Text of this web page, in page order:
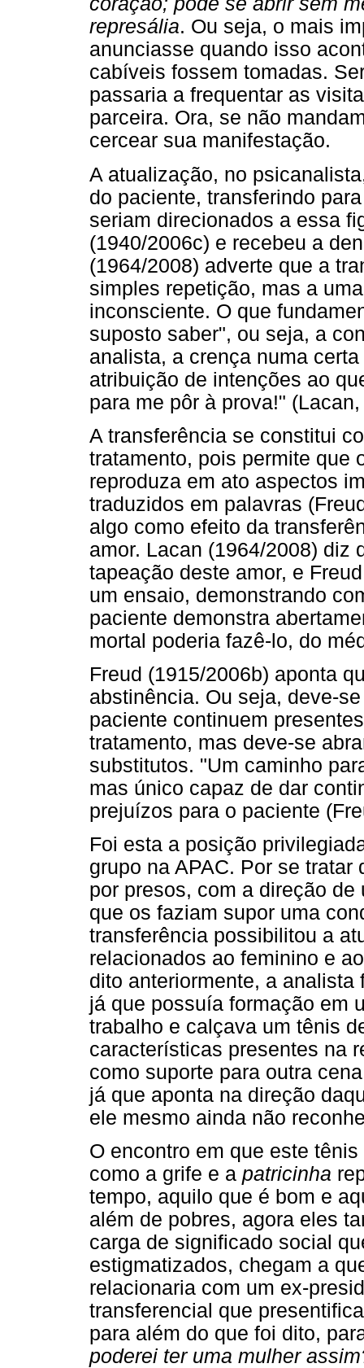
represália. Ou seja, o mais
anunciasse quando isso
cabíveis fossem tomadas.
passaria a frequentar as
parceira. Ora, se não
cercear sua manifestação.
A atualização, no
do paciente, transferindo
seriam direcionados a essa
(1940/2006c) e recebeu a
(1964/2008) adverte que a
simples repetição, mas a
inconsciente. O que
suposto saber", ou seja, a
analista, a crença numa
atribuição de intenções ao
para me pôr à prova!"
A transferência se constitui
tratamento, pois permite que
reproduza em ato aspectos
traduzidos em palavras
algo como efeito da
amor. Lacan (1964/2008) diz
tapeação deste amor, e
um ensaio, demonstrando
paciente demonstra
mortal poderia fazê-lo, do
Freud (1915/2006b) aponta
abstinência. Ou seja, deve-
paciente continuem
tratamento, mas deve-se
substitutos. "Um caminho
mas único capaz de dar
prejuízos para o paciente
Foi esta a posição
grupo na APAC. Por se
por presos, com a direção
que os faziam supor uma
transferência possibilitou a
relacionados ao feminino e
dito anteriormente, a
já que possuía formação em
trabalho e calçava um tênis
características presentes na
como suporte para outra
já que aponta na direção
ele mesmo ainda não
O encontro em que este
como a grife e a patricinha
tempo, aquilo que é bom e
além de pobres, agora eles
carga de significado social
estigmatizados, chegam a
relacionaria com um ex-
transferencial que
para além do que foi dito,
poderei ter uma mulher